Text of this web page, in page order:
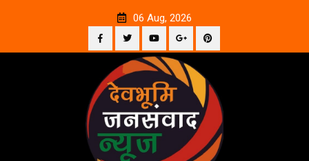
06 Aug, 2026
Facebook
TwitterYouTubePlus
Google